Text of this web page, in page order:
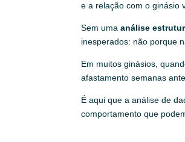
e a relação com o ginásio
Sem umaanálise
inesperados: não porque
Em muitos ginásios,
afastamento semanas
É aqui que a análise de
comportamento que